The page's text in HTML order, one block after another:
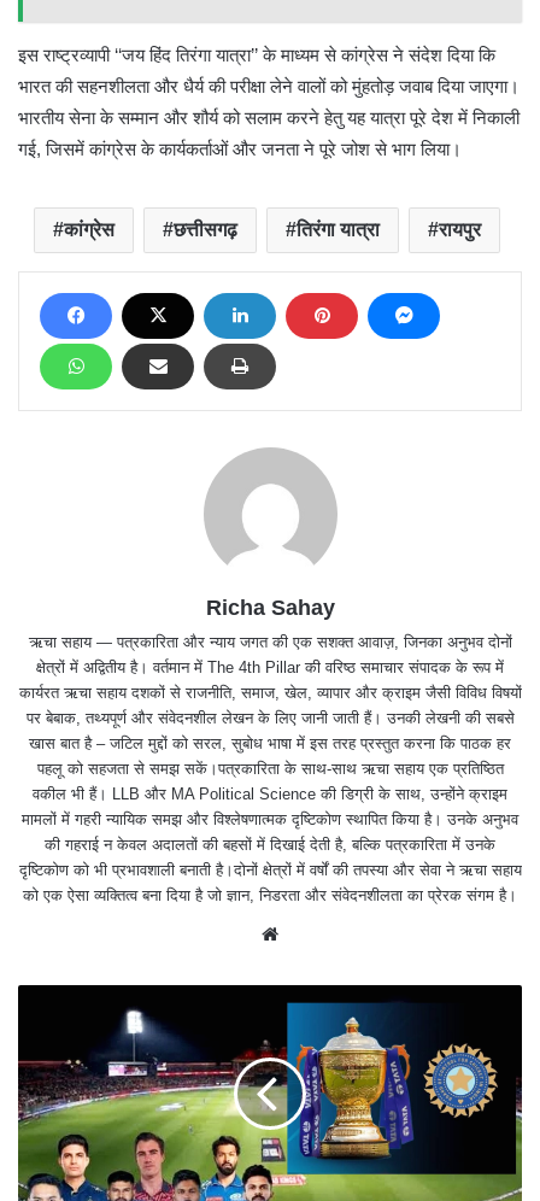
इस राष्ट्रव्यापी ‘‘जय हिंद तिरंगा यात्रा’’ के माध्यम से कांग्रेस ने संदेश दिया कि
भारत की सहनशीलता और धैर्य की परीक्षा लेने वालों को मुंहतोड़ जवाब दिया जाएगा।
भारतीय सेना के सम्मान और शौर्य को सलाम करने हेतु यह यात्रा पूरे देश में निकाली
गई, जिसमें कांग्रेस के कार्यकर्ताओं और जनता ने पूरे जोश से भाग लिया।
कांग्रेस छत्तीसगढ़ तिरंगा यात्रा रायपुर
Richa Sahay
ऋचा सहाय — पत्रकारिता और न्याय जगत की एक सशक्त आवाज़, जिनका अनुभव दोनों
क्षेत्रों में अद्वितीय है। वर्तमान में The 4th Pillar की वरिष्ठ समाचार संपादक के रूप में
कार्यरत ऋचा सहाय दशकों से राजनीति, समाज, खेल, व्यापार और क्राइम जैसी विविध विषयों
पर बेबाक, तथ्यपूर्ण और संवेदनशील लेखन के लिए जानी जाती हैं। उनकी लेखनी की सबसे
खास बात है – जटिल मुद्दों को सरल, सुबोध भाषा में इस तरह प्रस्तुत करना कि पाठक हर
पहलू को सहजता से समझ सकें।पत्रकारिता के साथ-साथ ऋचा सहाय एक प्रतिष्ठित
वकील भी हैं। LLB और MA Political Science की डिग्री के साथ, उन्होंने क्राइम
मामलों में गहरी न्यायिक समझ और विश्लेषणात्मक दृष्टिकोण स्थापित किया है। उनके अनुभव
की गहराई न केवल अदालतों की बहसों में दिखाई देती है, बल्कि पत्रकारिता में उनके
दृष्टिकोण को भी प्रभावशाली बनाती है।दोनों क्षेत्रों में वर्षों की तपस्या और सेवा ने ऋचा सहाय
को एक ऐसा व्यक्तित्व बना दिया है जो ज्ञान, निडरता और संवेदनशीलता का प्रेरक संगम है।
e